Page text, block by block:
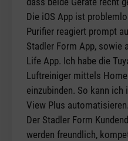
Die iOS App ist
Purifier reagiert prompt
Stadler Form App, sowie
Life App. Ich habe die
Luftreiniger mittels
einzubinden. So kann
View Plus automatisieren.
Der Stadler Form
werden freundlich,